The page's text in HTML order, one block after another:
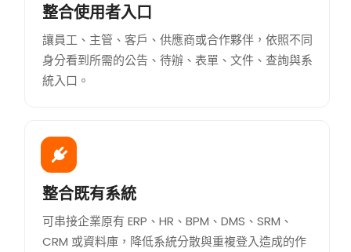
整合使用者入口
讓員工、主管、客戶、供應商或合作夥伴，依照不同
身分看到所需的公告、待辦、表單、文件、查詢與系
統入口。
整合既有系統
可串接企業原有 ERP、HR、BPM、DMS、SRM、
CRM 或資料庫，降低系統分散與重複登入造成的作